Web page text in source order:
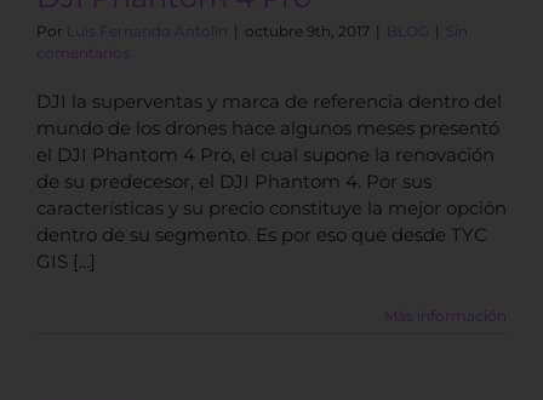
Por Luis Fernando Antolín | octubre 9th, 2017 | BLOG | Sin
comentarios
DJI la superventas y marca de referencia dentro del
mundo de los drones hace algunos meses presentó
el DJI Phantom 4 Pro, el cual supone la renovación
de su predecesor, el DJI Phantom 4. Por sus
características y su precio constituye la mejor opción
dentro de su segmento. Es por eso que desde TYC
GIS [...]
Más información